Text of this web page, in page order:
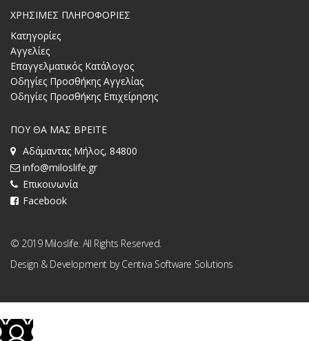
ΧΡΗΣΙΜΕΣ ΠΛΗΡΟΦΟΡΙΕΣ
Κατηγορίες
Αγγελίες
Επαγγελματικός Κατάλογος
Οδηγίες Προσθήκης Αγγελίας
Οδηγίες Προσθήκης Επιχείρησης
ΠΟΥ ΘΑ ΜΑΣ ΒΡΕΙΤΕ
Αδάμαντας Μήλος, 84800
info@miloslife.gr
Επικοινωνία
Facebook
© 2019 Miloslife. All Rights Reserved.
Design & Development byCentiva Software Solutions